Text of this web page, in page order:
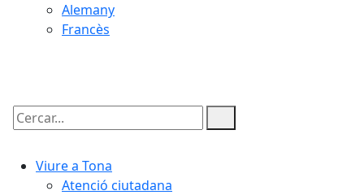
Alemany
Francès
Cercar:
Viure a Tona
Atenció ciutadana